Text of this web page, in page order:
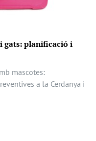
gats: planificació i
mascotes:
a la Cerdanya i